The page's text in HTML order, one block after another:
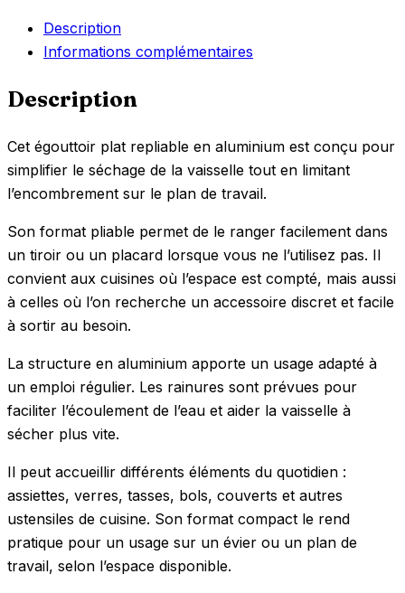
Description
Informations complémentaires
Description
Cet égouttoir plat repliable en aluminium est conçu pour
simplifier le séchage de la vaisselle tout en limitant
l’encombrement sur le plan de travail.
Son format pliable permet de le ranger facilement dans
un tiroir ou un placard lorsque vous ne l’utilisez pas. Il
convient aux cuisines où l’espace est compté, mais aussi
à celles où l’on recherche un accessoire discret et facile
à sortir au besoin.
La structure en aluminium apporte un usage adapté à
un emploi régulier. Les rainures sont prévues pour
faciliter l’écoulement de l’eau et aider la vaisselle à
sécher plus vite.
Il peut accueillir différents éléments du quotidien :
assiettes, verres, tasses, bols, couverts et autres
ustensiles de cuisine. Son format compact le rend
pratique pour un usage sur un évier ou un plan de
travail, selon l’espace disponible.